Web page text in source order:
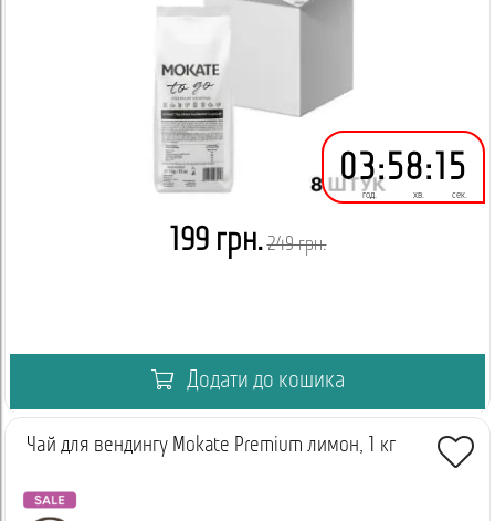
03
год.
:58
хв.
: 14
сек.
199 грн. 249 грн.
Додати до кошика
Чай для вендингу Mokate Premium лимон, 1 кг